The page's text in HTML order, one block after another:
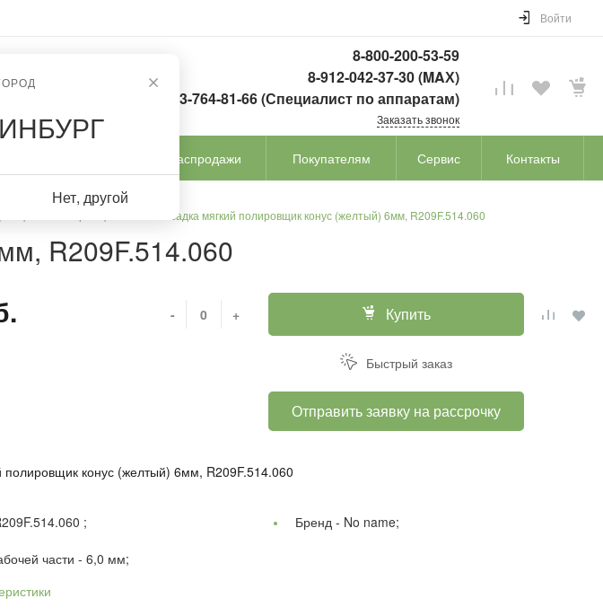
Нет, другой
Войти
8-800-200-53-59
8-912-042-37-30 (MAХ)
8-963-764-81-66 (Специалист по аппаратам)
Заказать звонок
Распродажи Покупателям Сервис Контакты
Насадка мягкий полировщик конус (желтый) 6мм, R209F.514.060
R209F.514.060
- + Купить
Быстрый заказ
Отправить заявку на рассрочку
полировщик конус (желтый) 6мм, R209F.514.060
; Бренд - No name;
части - 6,0 мм;